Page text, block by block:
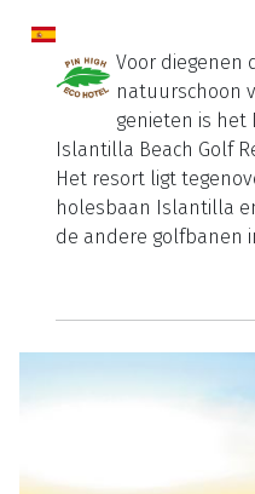
Voor diegenen
natuurschoon
genieten is het
Islantilla Beach Golf
Het resort ligt
holesbaan Islantilla
de andere golfbanen